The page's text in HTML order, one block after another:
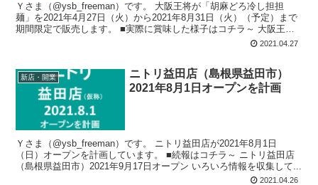
Ｙさま（@ysb_freeman）です。 大阪王将が「胡麻どろ冷し担担
麺」を2021年4月27日（火）から2021年8月31日（火）（予定）まで
期間限定で販売します。 ■実際に賞味した様子はコチラ～ 大阪王将
2021.04.27
新店・開業
ニトリ益田店（島根県益田市）
2021年8月1日オープンを計画
Ｙさま（@ysb_freeman）です。 ニトリ益田店が2021年8月1日
（日）オープンを計画しています。 ■続報はコチラ～ ニトリ益田店
（島根県益田市）2021年9月17日オープン いろいろ情報を収集して...
2021.04.26